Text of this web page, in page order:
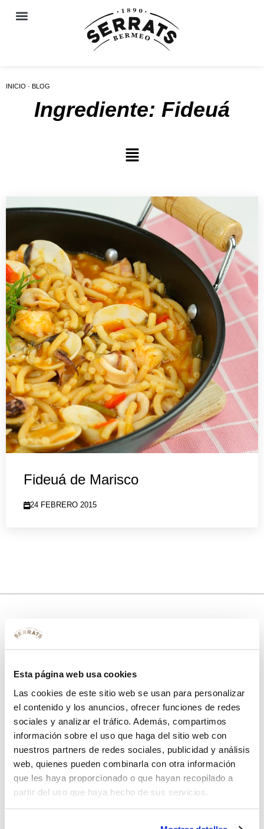
Esta página web usa cookies
Las cookies de este sitio web se usan para personalizar
el contenido y los anuncios, ofrecer funciones de redes
sociales y analizar el tráfico. Además, compartimos
información sobre el uso que haga del sitio web con
nuestros partners de redes sociales, publicidad y análisis
web, quienes pueden combinarla con otra información
que les haya proporcionado o que hayan recopilado a
partir del uso que haya hecho de sus servicios.
INICIO · BLOG
Ingrediente: Fideuá
Fideuá de Marisco
24 FEBRERO 2015
con tu primera compra.
Apúntatea nuestra newsletter para recibir nuestras ofertas
disfruta deun 10% de descuentoen tu primera compra.
Si, he leído y acepto la política de protección de datos.